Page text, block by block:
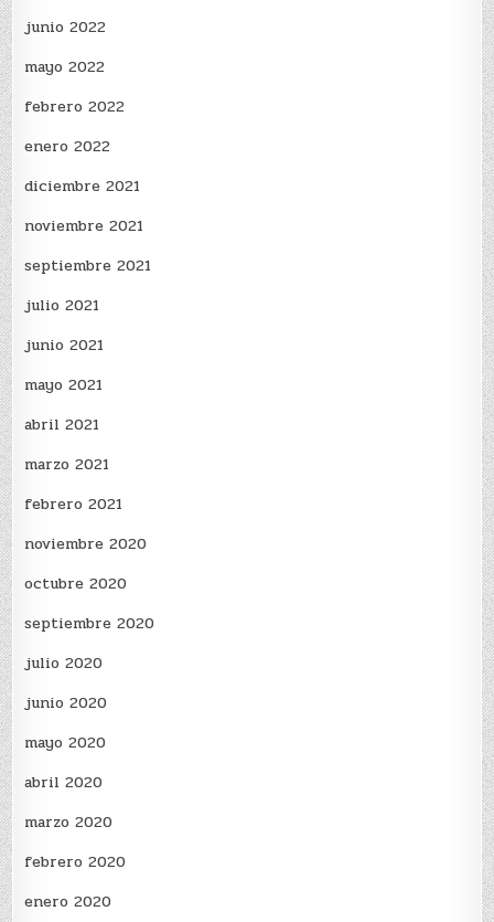
junio 2022
mayo 2022
febrero 2022
enero 2022
diciembre 2021
noviembre 2021
septiembre 2021
julio 2021
junio 2021
mayo 2021
abril 2021
marzo 2021
febrero 2021
noviembre 2020
octubre 2020
septiembre 2020
julio 2020
junio 2020
mayo 2020
abril 2020
marzo 2020
febrero 2020
enero 2020